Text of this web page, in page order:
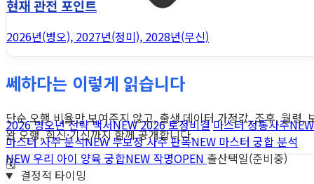
2026 병오년 전략 백서NEW2026 토정비결 마스터 정통사주NEW
마스터 사주 분석NEW 무보정 사주 판독NEW 마스터 궁합 분석
NEW우리 아이 양육 궁합NEW작명OPEN출산택일(준비중)
결정적 타이밍
현재 관전 포인트
2026년(병오), 2027년(정미), 2028년(무신)
쎄하다는 이렇게 읽습니다
단순 오행 비율만 보여주지 않고, 출생 데이터 가정값, 조후, 월령,
완 오행, 희신·기신까지 함께 공개합니다.
🗓️